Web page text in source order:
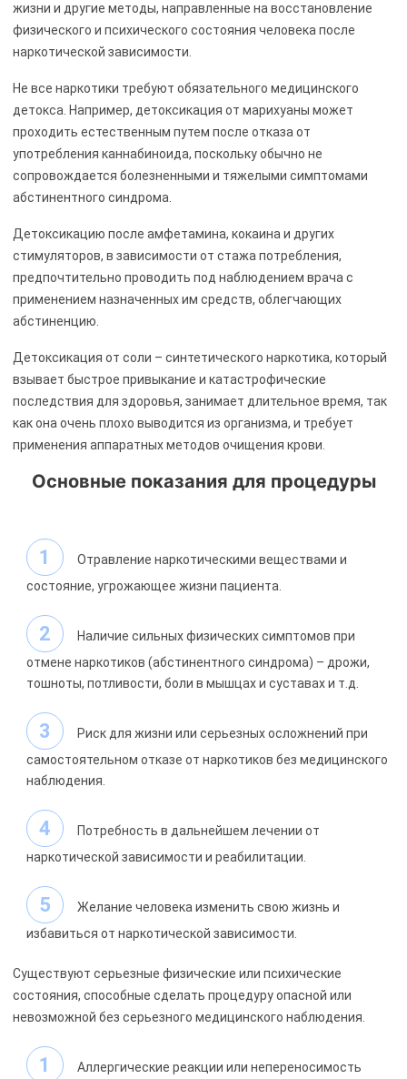
жизни и другие методы, направленные на восстановление
физического и психического состояния человека после
наркотической зависимости.
Не все наркотики требуют обязательного медицинского
детокса. Например, детоксикация от марихуаны может
проходить естественным путем после отказа от
употребления каннабиноида, поскольку обычно не
сопровождается болезненными и тяжелыми симптомами
абстинентного синдрома.
Детоксикацию после амфетамина, кокаина и других
стимуляторов, в зависимости от стажа потребления,
предпочтительно проводить под наблюдением врача с
применением назначенных им средств, облегчающих
абстиненцию.
Детоксикация от соли – синтетического наркотика, который
взывает быстрое привыкание и катастрофические
последствия для здоровья, занимает длительное время, так
как она очень плохо выводится из организма, и требует
применения аппаратных методов очищения крови.
Основные показания для процедуры
Отравление наркотическими веществами и
состояние, угрожающее жизни пациента.
Наличие сильных физических симптомов при
отмене наркотиков (абстинентного синдрома) – дрожи,
тошноты, потливости, боли в мышцах и суставах и т.д.
Риск для жизни или серьезных осложнений при
самостоятельном отказе от наркотиков без медицинского
наблюдения.
Потребность в дальнейшем лечении от
наркотической зависимости и реабилитации.
Желание человека изменить свою жизнь и
избавиться от наркотической зависимости.
Существуют серьезные физические или психические
состояния, способные сделать процедуру опасной или
невозможной без серьезного медицинского наблюдения.
Аллергические реакции или непереносимость